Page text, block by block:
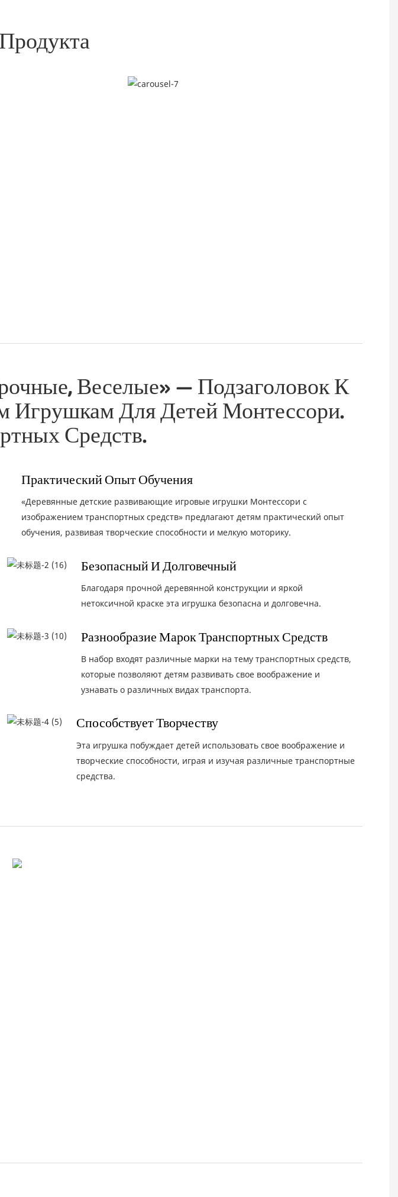
Веселые» — Подзаголовок К
Для Детей Монтессори.
Средств.
Практический Опыт Обучения
«Деревянные детские развивающие игровые игрушки Монтессори с
изображением транспортных средств» предлагают детям практический опыт
обучения, развивая творческие способности и мелкую моторику.
Безопасный И Долговечный
Благодаря прочной деревянной конструкции и яркой
нетоксичной краске эта игрушка безопасна и долговечна.
Разнообразие Марок Транспортных Средств
В набор входят различные марки на тему транспортных средств,
которые позволяют детям развивать свое воображение и
узнавать о различных видах транспорта.
Способствует Творчеству
Эта игрушка побуждает детей использовать свое воображение и
творческие способности, играя и изучая различные транспортные
средства.